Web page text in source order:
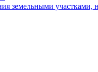
земельными